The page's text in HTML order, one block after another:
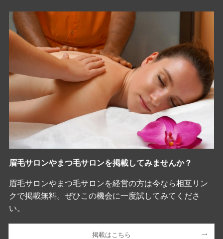
眉毛サロンやまつ毛サロンを掲載してみませんか？
眉毛サロンやまつ毛サロンを経営の方は今なら相互リン
クで掲載無料。ぜひこの機会に一度試してみてくださ
い。
掲載はこちら